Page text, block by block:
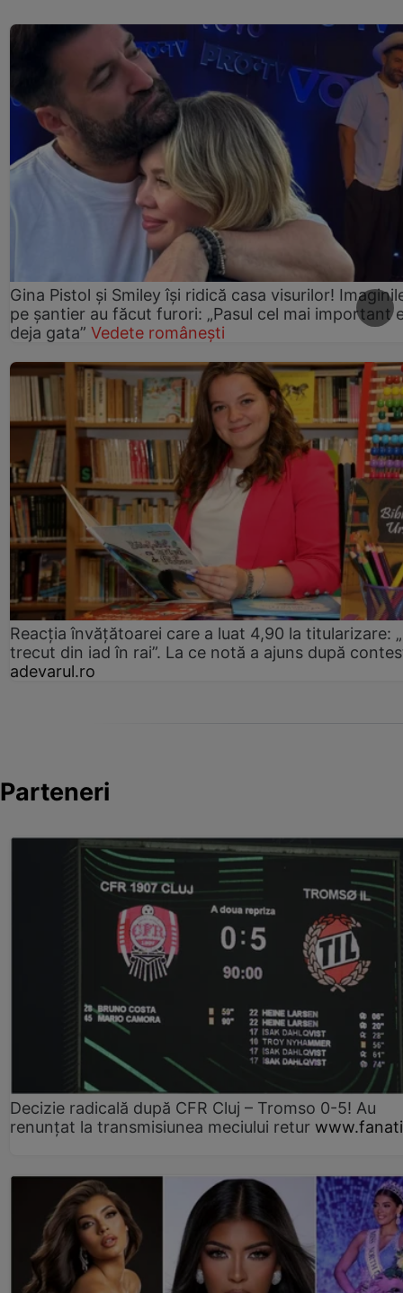
Gina Pistol și Smiley își ridică casa visurilor!
pe șantier au făcut furori: „Pasul cel mai important
deja gata” Vedete românești
Reacția învățătoarei care a luat 4,90 la titularizare:
trecut din iad în rai”. La ce notă a ajuns după
adevarul.ro
Parteneri
Decizie radicală după CFR Cluj – Tromso 0-5! Au
renunțat la transmisiunea meciului retur